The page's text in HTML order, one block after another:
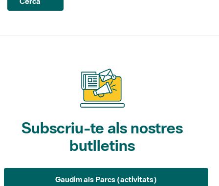
Subscriu-te als nostres
butlletins
Gaudim als Parcs (activitats)
L'Informatiu dels Parcs